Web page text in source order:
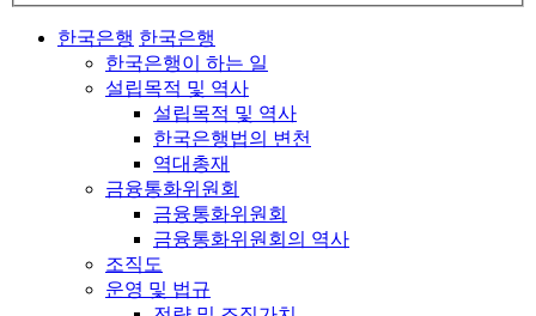
한국은행 한국은행
한국은행이 하는 일
설립목적 및 역사
설립목적 및 역사
한국은행법의 변천
역대총재
금융통화위원회
금융통화위원회
금융통화위원회의 역사
조직도
운영 및 법규